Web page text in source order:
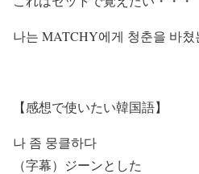
나는 MATCHY에게 청춘을 바
【感想で使いたい韓国語】
나 좀 뭉클하다
（字幕）ジーンとした